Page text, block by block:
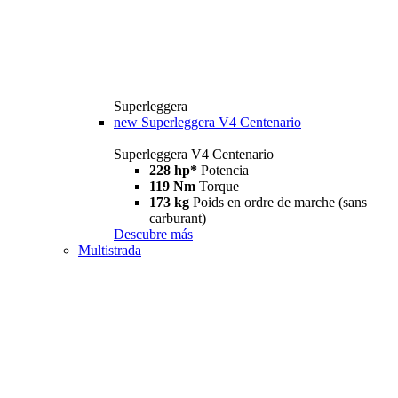
Superleggera
new Superleggera V4 Centenario
Superleggera V4 Centenario
228 hp* Potencia
119 Nm Torque
173 kg Poids en ordre de marche (sans
carburant)
Descubre más
Multistrada